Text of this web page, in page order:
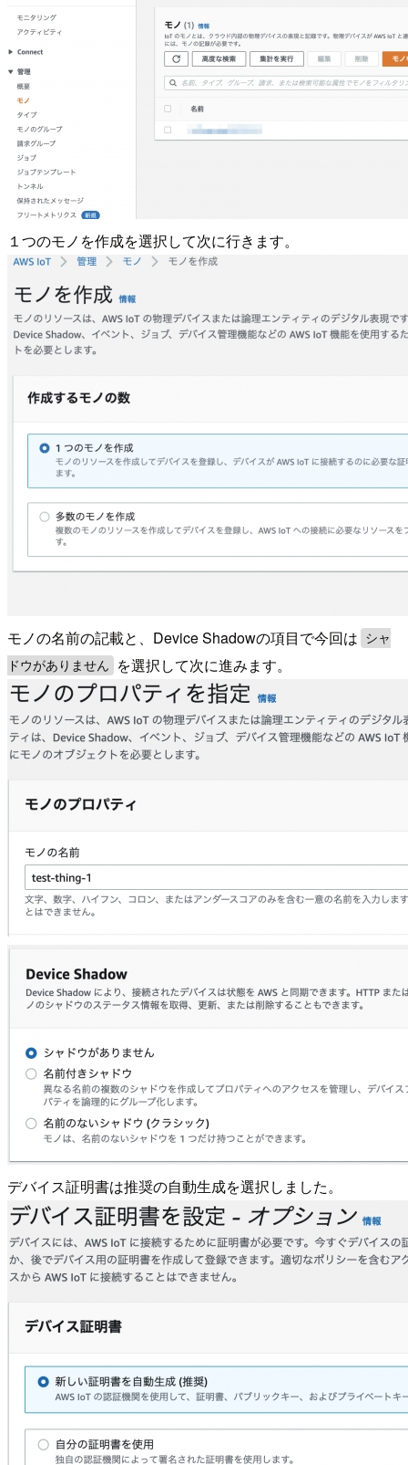
１つのモノを作成を選択して次に行きます。
モノの名前の記載と、Device Shadowの項目で今回は
シャ
ドウがありません
を選択して次に進みます。
デバイス証明書は推奨の自動生成を選択しました。